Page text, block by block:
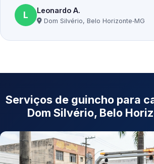
L Leonardo A.
Dom Silvério, Belo Horizonte‑MG
Serviços de guincho para
Dom Silvério, Belo